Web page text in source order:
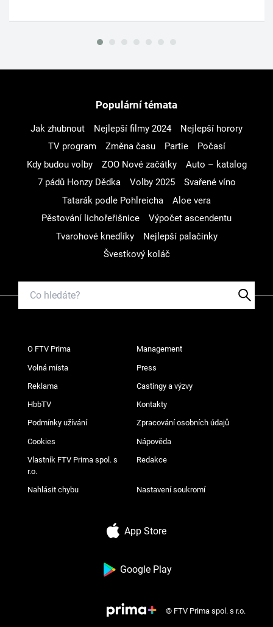
Populární témata
Jak zhubnout Nejlepší filmy 2024
Nejlepší horory
TV program
Změna času Partie
Počasí
Kdy budou volby
ZOO Nové začátky
Auto – katalog
7 pádů Honzy Dědka
Volby 2025
Svařené víno
Tatarák podle Pohlreicha
Aloe vera
Pěstování lichořeřišnice
Výpočet ascendentu
Tvarohové knedlíky
Nejlepší palačinky
Švestkový koláč
O FTV Prima Management
Volná místa Press
Reklama Castingy a výzvy
HbbTV Kontakty
Podmínky užívání Zpracování osobních údajů
Cookies Nápověda
Vlastník FTV Prima spol. s
r.o.
Redakce
Nahlásit chybu Nastavení soukromí
App Store
Google Play
© FTV Prima spol. s r.o.